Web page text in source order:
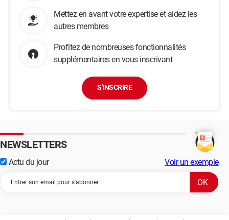
Mettez en avant votre expertise et aidez les
autres membres
Profitez de nombreuses fonctionnalités
supplémentaires en vous inscrivant
S'INSCRIRE
NEWSLETTERS
Actu du jour Voir un exemple